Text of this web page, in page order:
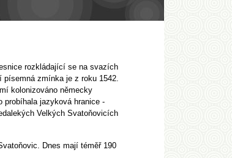
rozkládající se na svazích
písemná zmínka je z roku 1542.
kolonizováno německy
jazyková hranice -
Velkých Svatoňovicích
Dnes mají téměř 190